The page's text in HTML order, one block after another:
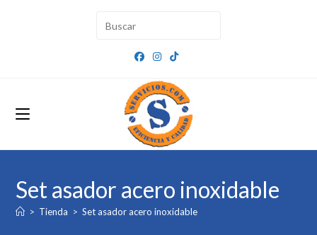
Set asador acero inoxidable
> Tienda > Set asador acero inoxidable